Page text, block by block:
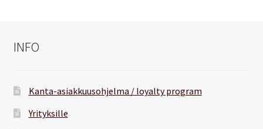
INFO
Kanta-asiakkuusohjelma / loyalty program
Yrityksille